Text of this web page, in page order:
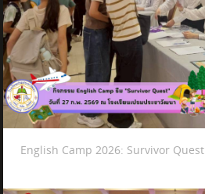
English Camp 2026: Survivor Quest